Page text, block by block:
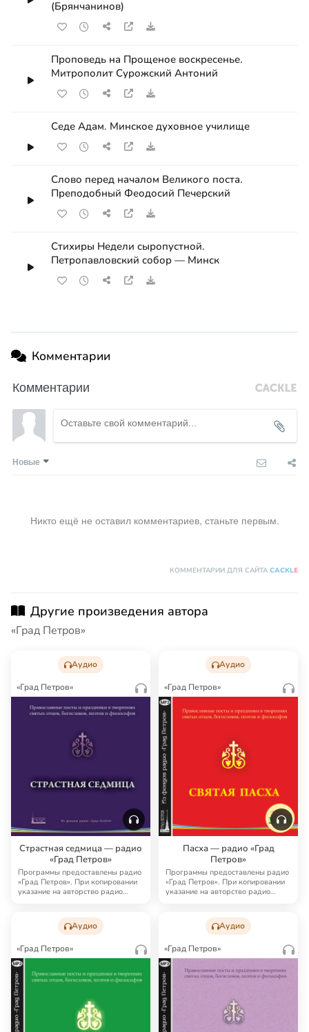
(Брянчанинов)
Проповедь на Прощеное воскресенье.
Митрополит Сурожский Антоний
Седе Адам. Минское духовное училище
Слово перед началом Великого поста.
Преподобный Феодосий Печерский
Стихиры Недели сыропустной.
Петропавловский собор — Минск
Комментарии
Комментарии
Новые
Никто ещё не оставил комментариев, станьте первым.
КОММЕНТАРИИ ДЛЯ САЙТА CACKLE
Другие произведения автора
«Град Петров»
Аудио
«Град Петров»
Страстная седмица — радио
«Град Петров»
Программы предоставлены радио
«Град Петров». При копировании
указание на авторство радио
Аудио
«Град Петров»
Пасха — радио «Град
Петров»
Программы предоставлены радио
«Град Петров». При копировании
указание на авторство радио
Аудио
«Град Петров»
Аудио
«Град Петров»